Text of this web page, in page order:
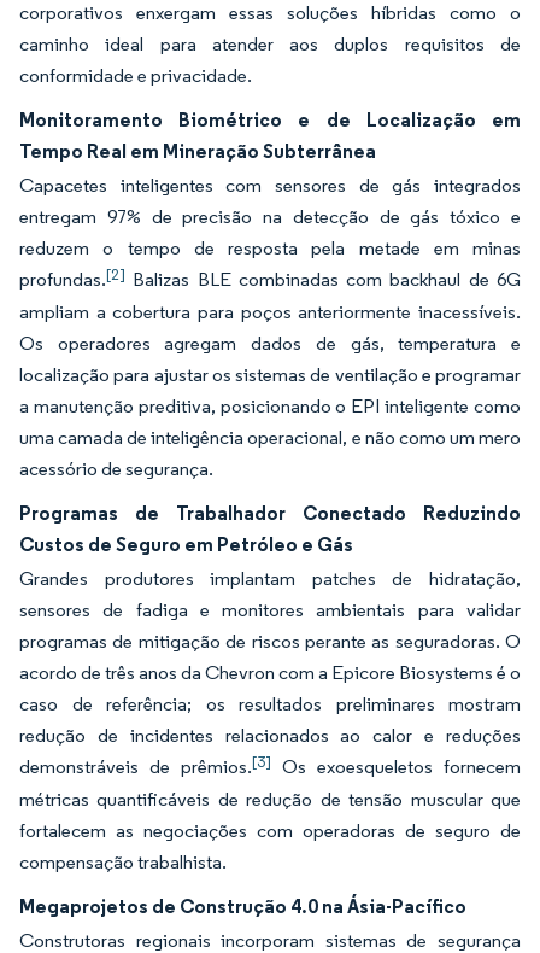
corporativos enxergam essas soluções híbridas como o
caminho ideal para atender aos duplos requisitos de
conformidade e privacidade.
Monitoramento Biométrico e de Localização em
Tempo Real em Mineração Subterrânea
Capacetes inteligentes com sensores de gás integrados
entregam 97% de precisão na detecção de gás tóxico e
reduzem o tempo de resposta pela metade em minas
profundas.[2] Balizas BLE combinadas com backhaul de 6G
ampliam a cobertura para poços anteriormente inacessíveis.
Os operadores agregam dados de gás, temperatura e
localização para ajustar os sistemas de ventilação e programar
a manutenção preditiva, posicionando o EPI inteligente como
uma camada de inteligência operacional, e não como um mero
acessório de segurança.
Programas de Trabalhador Conectado Reduzindo
Custos de Seguro em Petróleo e Gás
Grandes produtores implantam patches de hidratação,
sensores de fadiga e monitores ambientais para validar
programas de mitigação de riscos perante as seguradoras. O
acordo de três anos da Chevron com a Epicore Biosystems é o
caso de referência; os resultados preliminares mostram
redução de incidentes relacionados ao calor e reduções
demonstráveis de prêmios.[3] Os exoesqueletos fornecem
métricas quantificáveis de redução de tensão muscular que
fortalecem as negociações com operadoras de seguro de
compensação trabalhista.
Megaprojetos de Construção 4.0 na Ásia-Pacífico
Construtoras regionais incorporam sistemas de segurança